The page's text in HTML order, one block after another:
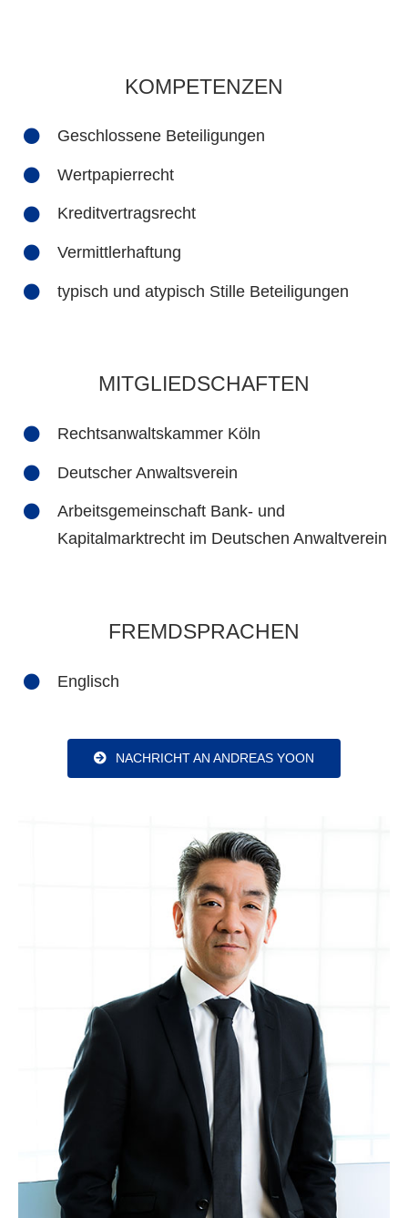
KOMPETENZEN
Geschlossene Beteiligungen
Wertpapierrecht
Kreditvertragsrecht
Vermittlerhaftung
typisch und atypisch Stille Beteiligungen
MITGLIEDSCHAFTEN
Rechtsanwaltskammer Köln
Deutscher Anwaltsverein
Arbeitsgemeinschaft Bank- und
Kapitalmarktrecht im Deutschen Anwaltverein
FREMDSPRACHEN
Englisch
NACHRICHT AN ANDREAS YOON